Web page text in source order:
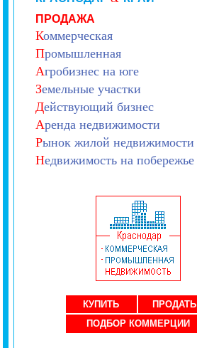
ПРОДАЖА
Коммерческая
Промышленная
Агробизнес на юге
Земельные участки
Действующий бизнес
Аренда недвижимости
Рынок жилой недвижимости
Недвижимость на побережье
КУПИТЬ
ПРОДАТЬ
ПОДБОР КОММЕРЦИИ